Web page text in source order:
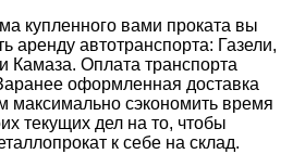
купленного вами проката вы
аренду автотранспорта: Газели,
Оплата транспорта
оформленная доставка
максимально сэкономить время
текущих дел на то, чтобы
к себе на склад.